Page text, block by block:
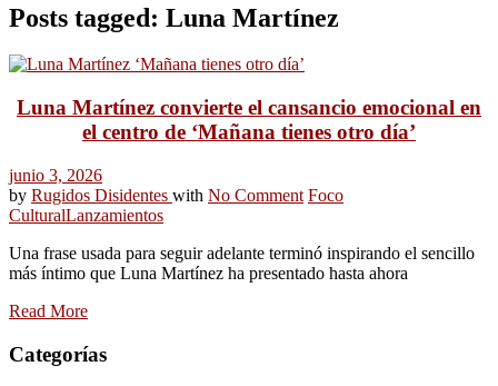
Posts tagged: Luna Martínez
Luna Martínez convierte el cansancio emocional en
el centro de ‘Mañana tienes otro día’
junio 3, 2026
by Rugidos Disidentes with No Comment Foco
CulturalLanzamientos
Una frase usada para seguir adelante terminó inspirando el sencillo
más íntimo que Luna Martínez ha presentado hasta ahora
Read More
Categorías